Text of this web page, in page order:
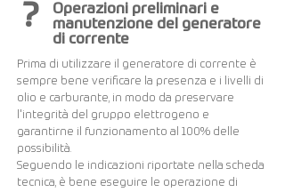
?
Operazioni preliminari e
manutenzione del generatore
di corrente
Prima di utilizzare il generatore di corrente è
sempre bene verificare la presenza e i livelli di
olio e carburante, in modo da preservare
l'integrità del gruppo elettrogeno e
garantirne il funzionamento al 100% delle
possibilità.
Seguendo le indicazioni riportate nella scheda
tecnica, è bene eseguire le operazione di